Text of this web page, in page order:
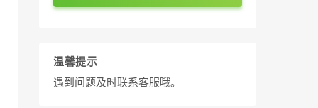
温馨提示
遇到问题及时联系客服哦。